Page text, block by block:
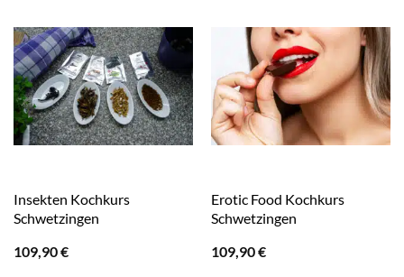
Insekten Kochkurs
Schwetzingen
109,90€
Erotic Food Kochkurs
Schwetzingen
109,90€